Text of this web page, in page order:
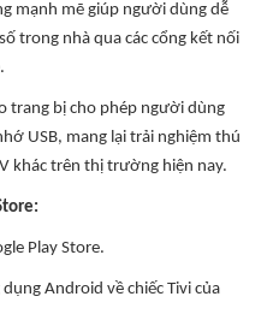
mạnh mẽ giúp người dùng dễ
trong nhà qua các cổng kết nối
trang bị cho phép người dùng
USB, mang lại trải nghiệm thú
khác trên thị trường hiện nay.
Play Store.
Android về chiếc Tivi của